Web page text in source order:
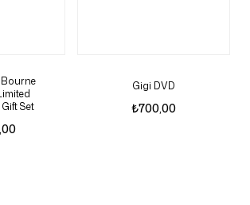
Set
Gigi DVD
₺700,00